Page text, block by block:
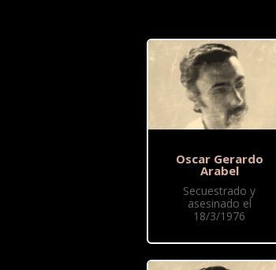
Oscar Gerardo
Arabel
Secuestrado y
asesinado el
18/3/1976